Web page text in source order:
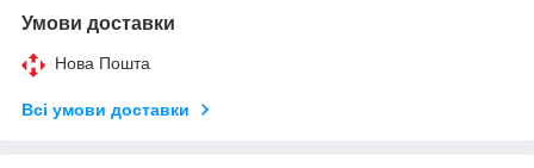
Умови доставки
Нова Пошта
Всі умови доставки